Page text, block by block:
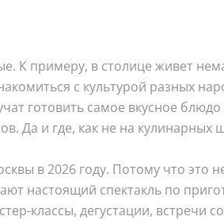
К примеру, в столице живет
с культурой разных
готовить самое вкусное
Да и где, как не на кулинарных
в 2026 году. Потому что это
настоящий спектакль по
классы, дегустации, встречи